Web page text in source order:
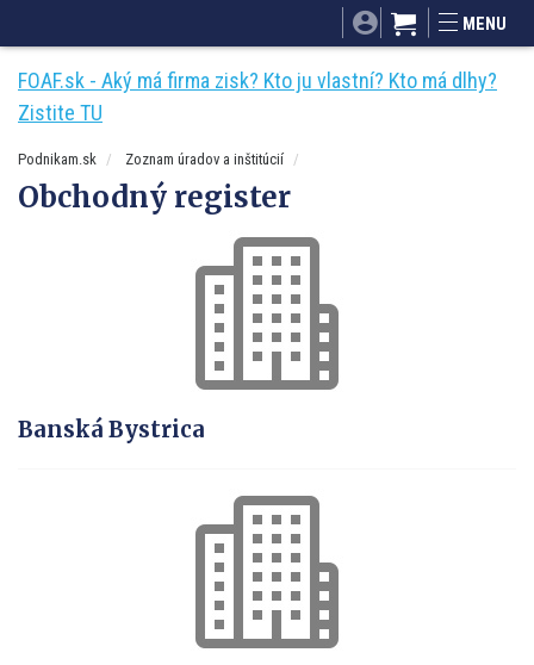
Mnamky-recepty.sk
MENU
FOAF.sk - Aký má firma zisk? Kto ju vlastní? Kto má dlhy?
Zistite TU
Podnikam.sk Zoznam úradov a inštitúcií
Obchodný register
Banská Bystrica